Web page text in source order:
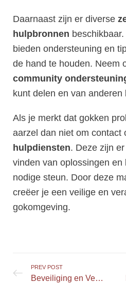
Daarnaast zijn er diverse
hulpbronnen
bieden ondersteuning en
de hand te houden. Neem
community
kunt delen en van anderen
Als je merkt dat gokken
aarzel dan niet om contact
hulpdiensten. Deze zijn
vinden van oplossingen en
nodige steun. Door deze
creëer je een veilige en
gokomgeving.
PREV POST
Beveiliging en Veiligheid in het QBet Casino